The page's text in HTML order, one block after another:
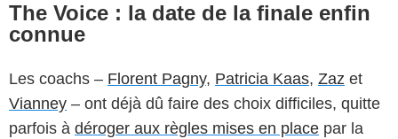
The Voice : la date de la finale enfin
connue
Les coachs – Florent Pagny, Patricia Kaas, Zaz et
Vianney – ont déjà dû faire des choix difficiles, quitte
parfois à déroger aux règles mises en place par la